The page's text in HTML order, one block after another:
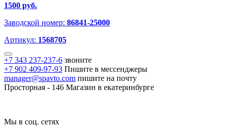
1500 руб.
Заводской номер: 86841-25000
Артикул: 1568705
+7 343 237-237-6 звоните
+7 902 409-97-93 Пишите в мессенджеры
manager@spavto.com пишите на почту
Просторная - 146 Магазин в екатеринбурге
Мы в соц. сетях